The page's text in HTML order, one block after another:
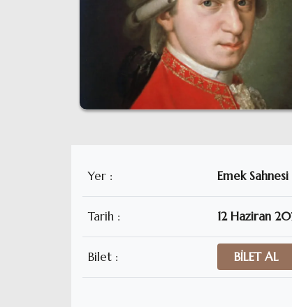
Yer : Emek Sahnesi
Tarih : 12 Haziran
Bilet : BİLET AL